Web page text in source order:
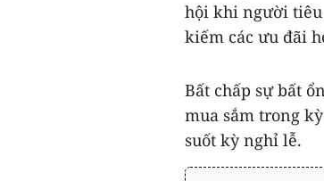
hội khi người tiêu
kiếm các ưu đãi
Bất chấp sự bất
mua sắm trong
suốt kỳ nghỉ lễ.